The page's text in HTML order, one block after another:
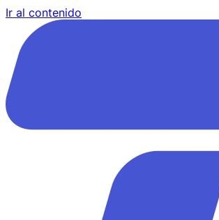
Ir al contenido